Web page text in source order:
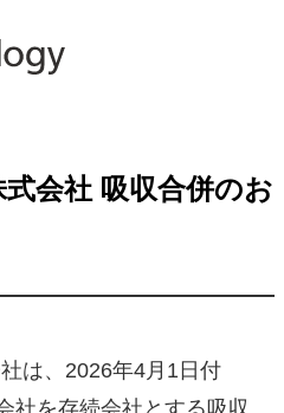
会社 吸収合併のお
は、2026年4月1日付
社を存続会社とする吸収